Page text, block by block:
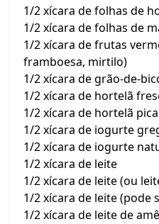
1/2 xícara de folhas de
1/2 xícara de folhas de
1/2 xícara de frutas
framboesa, mirtilo)
1/2 xícara de grão-de-
1/2 xícara de hortelã
1/2 xícara de hortelã
1/2 xícara de iogurte
1/2 xícara de iogurte
1/2 xícara de leite
1/2 xícara de leite (ou
1/2 xícara de leite (pode
1/2 xícara de leite de